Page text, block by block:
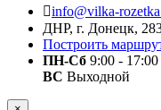
info@vilka-
ДНР, г. Донецк,
Построить
ПН-Сб 9:00 - 17:00
ВС Выходной